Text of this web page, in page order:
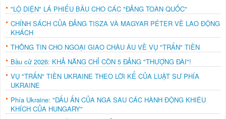
"LỘ DIỆN" LÁ PHIẾU BẦU CHO CÁC "ĐẢNG TOÀN QUỐC"
CHÍNH SÁCH CỦA ĐẢNG TISZA VÀ MAGYAR PÉTER VỀ LAO ĐỘNG
KHÁCH
THÔNG TIN CHO NGOẠI GIAO CHÂU ÂU VỀ VỤ "TRẤN" TIỀN
Bầu cử 2026: KHẢ NĂNG CHỈ CÒN 5 ĐẢNG "THƯỢNG ĐÀI"!
VỤ "TRẤN" TIỀN UKRAINE THEO LỜI KỂ CỦA LUẬT SƯ PHÍA
UKRAINE
Phía Ukraine: "DẤU ẤN CỦA NGA SAU CÁC HÀNH ĐỘNG KHIÊU
KHÍCH CỦA HUNGARY"